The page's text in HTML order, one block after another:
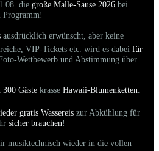
die große Malle-Sause 2026 bei
Programm!
ausdrücklich erwünscht, aber keine
VIP-Tickets etc. wird es dabei für
Wettbewerb und Abstimmung über
300 Gäste krasse Hawaii-Blumenketten.
gratis Wassereis zur Abkühlung für
sicher brauchen!
musiktechnisch wieder in die vollen